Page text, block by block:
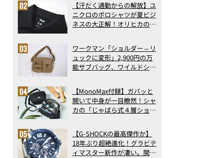
ト3】（2026年6月版）
【汗だく通勤からの解放】ユ
ニクロのポロシャツが夏ビジ
ネスの大正解！オリヒカの透
アの実力
ワークマン「ショルダー⇔リ
ュックに変形」2,900円の万
能サブバッグ、ワイルドシン
記事ランキングベスト3】
（2026年6月版）
【MonoMax付録】ガバッと
開いて中身が一目瞭然！シャ
カの「じゃばら式４層ショル
った！
【G-SHOCKの最高傑作か】
18年ぶり超絶進化！グラビテ
ィマスター新作が凄い。開発